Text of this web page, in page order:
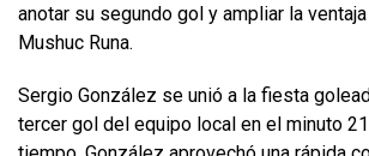
anotar su segundo gol y ampliar la
Mushuc Runa.
Sergio González se unió a la fiesta
tercer gol del equipo local en el minuto